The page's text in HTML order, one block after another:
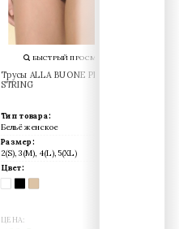
БЫСТРЫЙ ПРОСМОТР
Трусы ALLA BUONE PIZZO 1027
STRING
Тип товара:
Бельё женское
Размер:
2(S), 3(M), 4(L), 5(XL)
Цвет:
BIANCO
(белый)
NERO
(черный)
NUDO
(телесный)
ЦЕНА: